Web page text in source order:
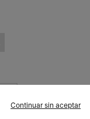
Continuar sin aceptar